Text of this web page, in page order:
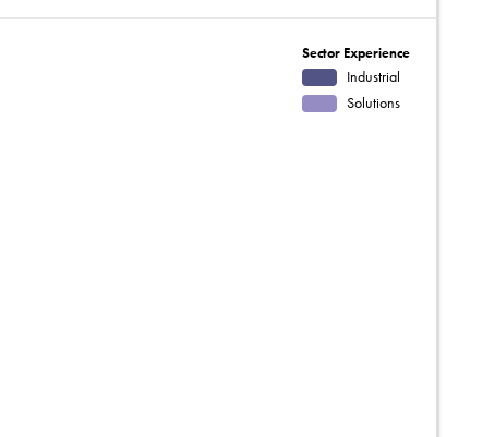
Sector Experience
Industrial
Solutions